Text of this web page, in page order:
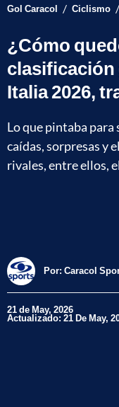
Gol Caracol / Ciclismo /
¿Cómo
clasificación
Italia 2026,
Lo que pintaba
caídas, sorpresas y
rivales, entre ellos,
Por: Caracol
21 de May, 2026
Actualizado: 21 De May,